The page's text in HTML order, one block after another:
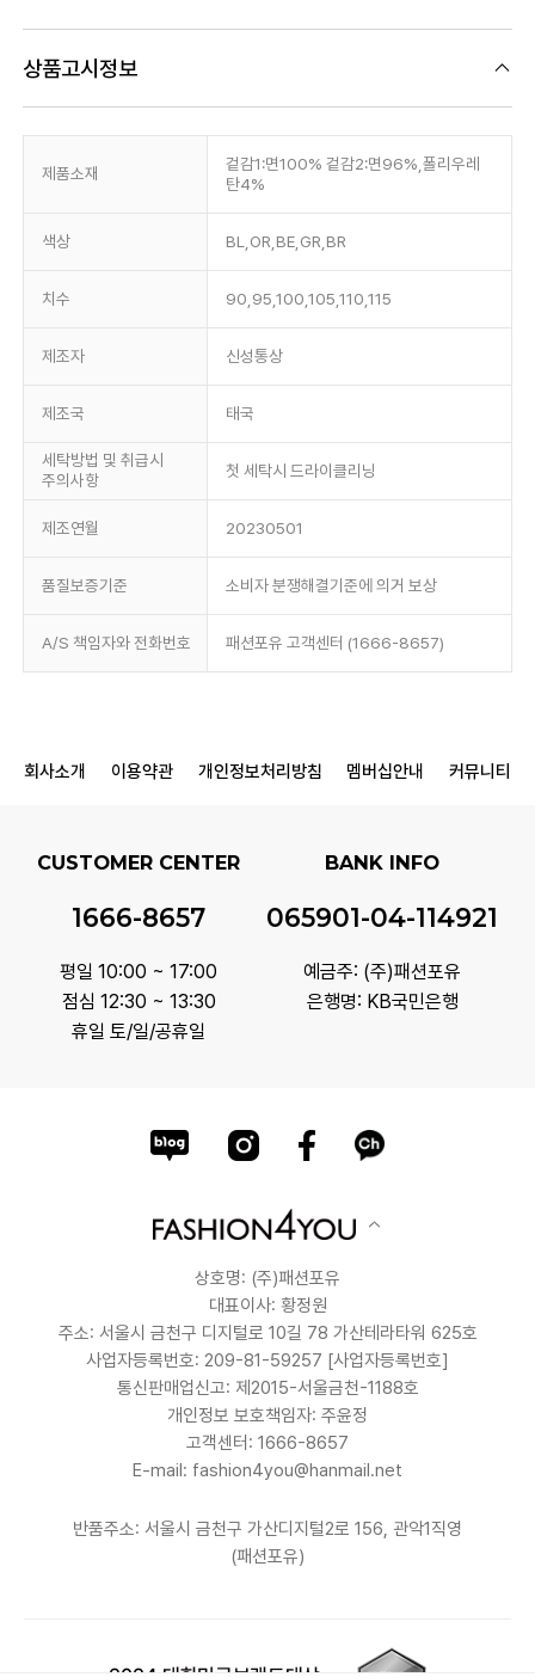
상품고시정보
제품소재
겉감1:면100% 겉감2:면96%,폴리우레
탄4%
색상 BL,OR,BE,GR,BR
치수 90,95,100,105,110,115
제조자 신성통상
제조국 태국
세탁방법 및 취급시
주의사항
첫 세탁시 드라이클리닝
제조연월 20230501
품질보증기준 소비자 분쟁해결기준에 의거 보상
A/S 책임자와 전화번호 패션포유 고객센터 (1666-8657)
회사소개 이용약관 개인정보처리방침 멤버십안내 커뮤니티
CUSTOMER CENTER
1666-8657
평일 10:00 ~ 17:00
점심 12:30 ~ 13:30
휴일 토/일/공휴일
BANK INFO
065901-04-114921
예금주: (주)패션포유
은행명: KB국민은행
상호명: (주)패션포유
대표이사: 황정원
주소: 서울시 금천구 디지털로 10길 78 가산테라타워 625호
사업자등록번호: 209-81-59257 [사업자등록번호]
통신판매업신고: 제2015-서울금천-1188호
개인정보 보호책임자: 주윤정
고객센터: 1666-8657
E-mail: fashion4you@hanmail.net
반품주소: 서울시 금천구 가산디지털2로 156, 관악1직영
(패션포유)